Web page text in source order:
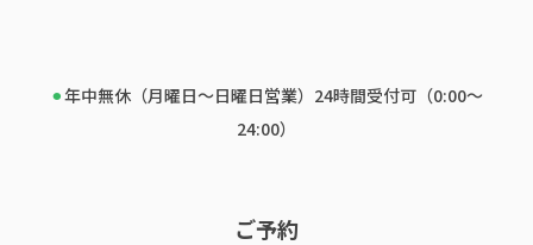
⚫︎年中無休（月曜日～日曜日営業）24時間受付可（0:00～
24:00）
ご予約